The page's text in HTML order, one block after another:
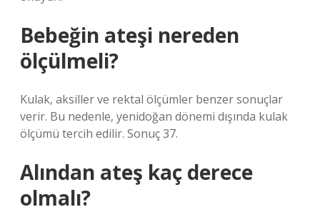
Bebeğin ateşi nereden
ölçülmeli?
Kulak, aksiller ve rektal ölçümler benzer sonuçlar
verir. Bu nedenle, yenidoğan dönemi dışında kulak
ölçümü tercih edilir. Sonuç 37.
Alından ateş kaç derece
olmalı?